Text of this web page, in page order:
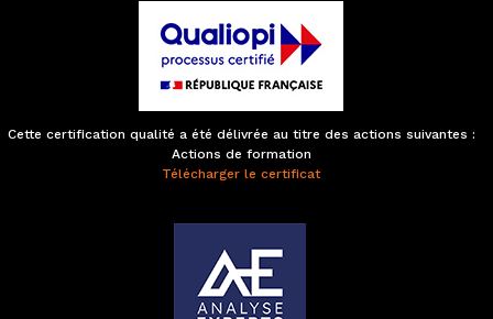
Cette certification qualité a été délivrée au titre des actions suivantes :
Actions de formation
Télécharger le certificat